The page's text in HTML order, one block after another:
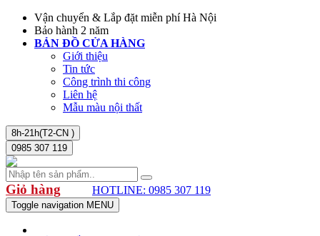
Vận chuyển & Lắp đặt miễn phí Hà Nội
Bảo hành 2 năm
BẢN ĐỒ CỬA HÀNG
Giới thiệu
Tin tức
Công trình thi công
Liên hệ
Mẫu màu nội thất
8h-21h(T2-CN )
0985 307 119
Giỏ hàng HOTLINE: 0985 307 119
Toggle navigation MENU